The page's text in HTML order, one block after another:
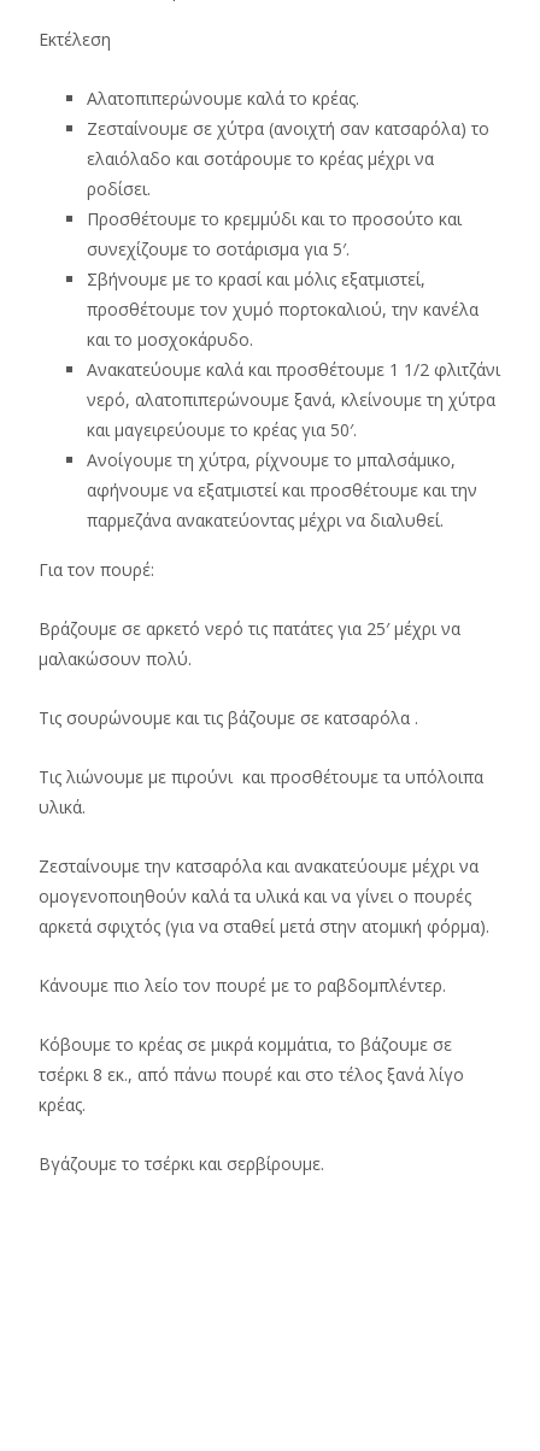
Εκτέλεση
Αλατοπιπερώνουμε καλά το κρέας.
Ζεσταίνουμε σε χύτρα (ανοιχτή σαν κατσαρόλα) το
ελαιόλαδο και σοτάρουμε το κρέας μέχρι να
ροδίσει.
Προσθέτουμε το κρεμμύδι και το προσούτο και
συνεχίζουμε το σοτάρισμα για 5′.
Σβήνουμε με το κρασί και μόλις εξατμιστεί,
προσθέτουμε τον χυμό πορτοκαλιού, την κανέλα
και το μοσχοκάρυδο.
Ανακατεύουμε καλά και προσθέτουμε 1 1/2 φλιτζάνι
νερό, αλατοπιπερώνουμε ξανά, κλείνουμε τη χύτρα
και μαγειρεύουμε το κρέας για 50′.
Ανοίγουμε τη χύτρα, ρίχνουμε το μπαλσάμικο,
αφήνουμε να εξατμιστεί και προσθέτουμε και την
παρμεζάνα ανακατεύοντας μέχρι να διαλυθεί.
Για τον πουρέ:
Βράζουμε σε αρκετό νερό τις πατάτες για 25′ μέχρι να
μαλακώσουν πολύ.
Τις σουρώνουμε και τις βάζουμε σε κατσαρόλα .
Τις λιώνουμε με πιρούνι και προσθέτουμε τα υπόλοιπα
υλικά.
Ζεσταίνουμε την κατσαρόλα και ανακατεύουμε μέχρι να
ομογενοποιηθούν καλά τα υλικά και να γίνει ο πουρές
αρκετά σφιχτός (για να σταθεί μετά στην ατομική φόρμα).
Κάνουμε πιο λείο τον πουρέ με το ραβδομπλέντερ.
Κόβουμε το κρέας σε μικρά κομμάτια, το βάζουμε σε
τσέρκι 8 εκ., από πάνω πουρέ και στο τέλος ξανά λίγο
κρέας.
Βγάζουμε το τσέρκι και σερβίρουμε.